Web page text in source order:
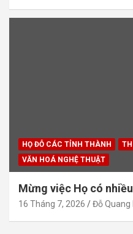
HỌ ĐỖ CÁC TỈNH THÀNH
VĂN HOÁ NGHỆ THUẬT
Mừng việc Họ có
16 Tháng 7, 2026 Đỗ Quang